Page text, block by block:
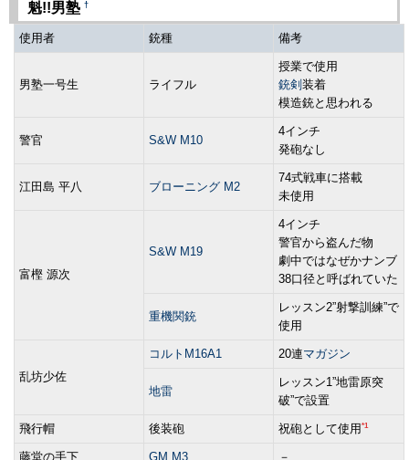
魁!!男塾 †
使用者 銃種 備考
男塾一号生 ライフル
授業で使用
銃剣 装着
模造銃と思われる
警官 S&W M10
4インチ
発砲なし
江田島 平八 ブローニング M2
74式戦車に搭載
未使用
富樫 源次
S&W M19
4インチ
警官から盗んだ物
劇中ではなぜかナンブ
38口径と呼ばれていた
重機関銃
レッスン2”射撃訓練”で
使用
乱坊少佐
コルトM16A1 20連マガジン
地雷
レッスン1”地雷原突
破”で設置
飛行帽 後装砲 祝砲として使用 *1
藤堂の手下 GM M3 －